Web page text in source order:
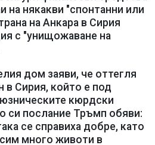
на някакви "спонтанни или
на Анкара в Сирия
с "унищожаване на
дом заяви, че оттегля
в Сирия, който е под
кюрдски
си послание Тръмп обяви:
се справиха добре, като
много животи в